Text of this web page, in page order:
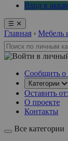
Вход в
☰ ✕
Главная › Мебель
Сообщить о
Категории
Оставить
О проекте
Контакты
Все категории